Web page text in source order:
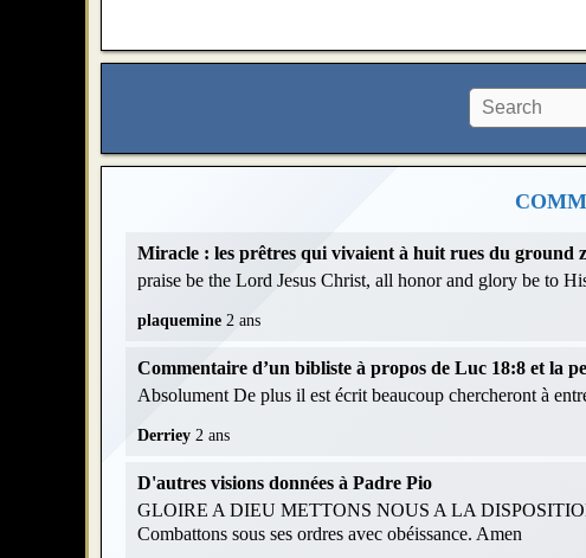
Miracle : les prêtres qui vivaient à huit rues du ground
praise be the Lord Jesus Christ, all honor and glory be to
plaquemine 2 ans
Commentaire d’un bibliste à propos de Luc 18:8 et la
Absolument De plus il est écrit beaucoup chercheront à
Derriey 2 ans
D'autres visions données à Padre Pio
GLOIRE A DIEU METTONS NOUS A LA
Combattons sous ses ordres avec obéissance. Amen